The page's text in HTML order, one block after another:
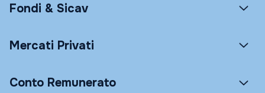
Fondi & Sicav
Mercati Privati
Conto Remunerato